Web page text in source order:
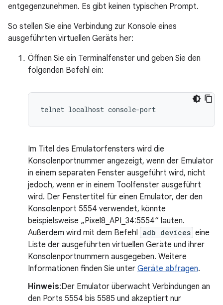
entgegenzunehmen. Es gibt keinen typischen Prompt.
So stellen Sie eine Verbindung zur Konsole eines
ausgeführten virtuellen Geräts her:
Öffnen Sie ein Terminalfenster und geben Sie den
folgenden Befehl ein:
Im Titel des Emulatorfensters wird die
Konsolenportnummer angezeigt, wenn der Emulator
in einem separaten Fenster ausgeführt wird, nicht
jedoch, wenn er in einem Toolfenster ausgeführt
wird. Der Fenstertitel für einen Emulator, der den
Konsolenport 5554 verwendet, könnte
beispielsweise „Pixel8_API_34:5554“ lauten.
Außerdem wird mit dem Befehl adb devices eine
Liste der ausgeführten virtuellen Geräte und ihrer
Konsolenportnummern ausgegeben. Weitere
Informationen finden Sie unter Geräte abfragen.
Hinweis:Der Emulator überwacht Verbindungen an
den Ports 5554 bis 5585 und akzeptiert nur